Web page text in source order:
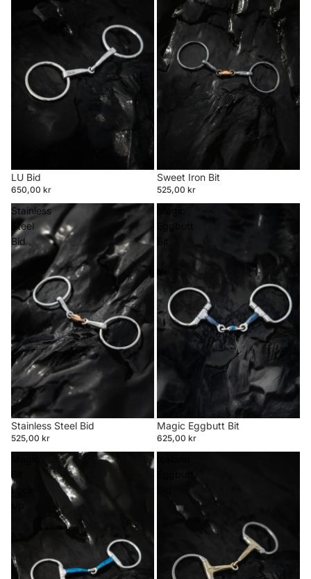
LU Bid
650,00 kr
Sweet Iron Bit
525,00 kr
Stainless
Steel
Bid
Stainless Steel Bid
525,00 kr
Magic Eggbutt Bit
625,00 kr
Bit
Lock-